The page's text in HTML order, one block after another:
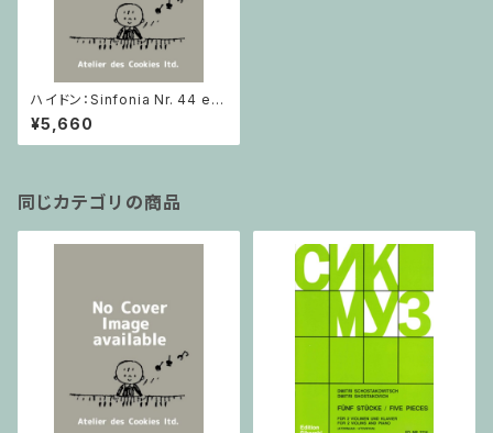
ハイドン：Sinfonia Nr. 44 e-
moll (Trauersymphonie) H
ob. I:44 / フルスコア
¥5,660
同じカテゴリの商品